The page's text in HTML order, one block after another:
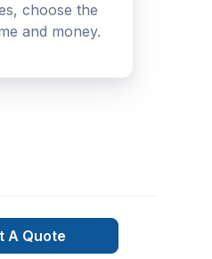
choose the
and money.
A Quote